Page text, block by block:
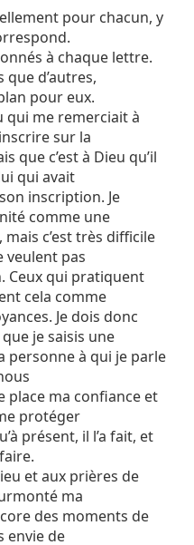
pour chacun, y
à chaque lettre.
d’autres,
pour eux.
qui me remerciait à
sur la
que c’est à Dieu qu’il
qui avait
inscription. Je
comme une
c’est très difficile
veulent pas
Ceux qui pratiquent
cela comme
Je dois donc
je saisis une
personne à qui je parle
place ma confiance et
protéger
présent, il l’a fait, et
et aux prières de
ma
des moments de
envie de